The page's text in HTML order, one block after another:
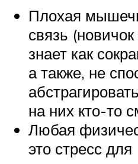
Плохая
связь
знает как
а также, не
на них кто-то
Любая
это стресс для